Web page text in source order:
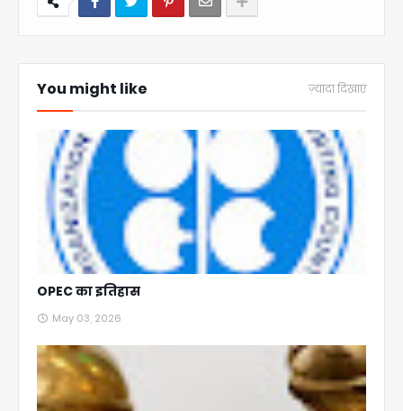
You might like ज़्यादा दिखाएं
OPEC का इतिहास
May 03, 2026